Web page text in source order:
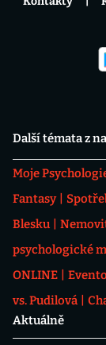
Další témata z
Moje
Fantasy
Blesku
psychologické
ONLINE
vs. Pudilová
Aktuálně